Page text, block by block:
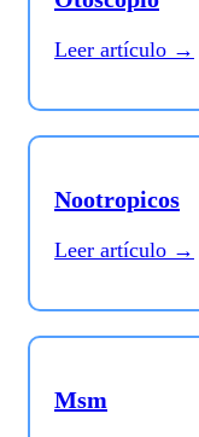
Leer artículo →
Nootropicos
Leer artículo →
Msm